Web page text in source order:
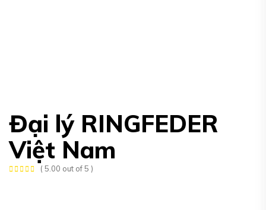
Đại lý RINGFEDER
Việt Nam
( 5.00 out of 5 )